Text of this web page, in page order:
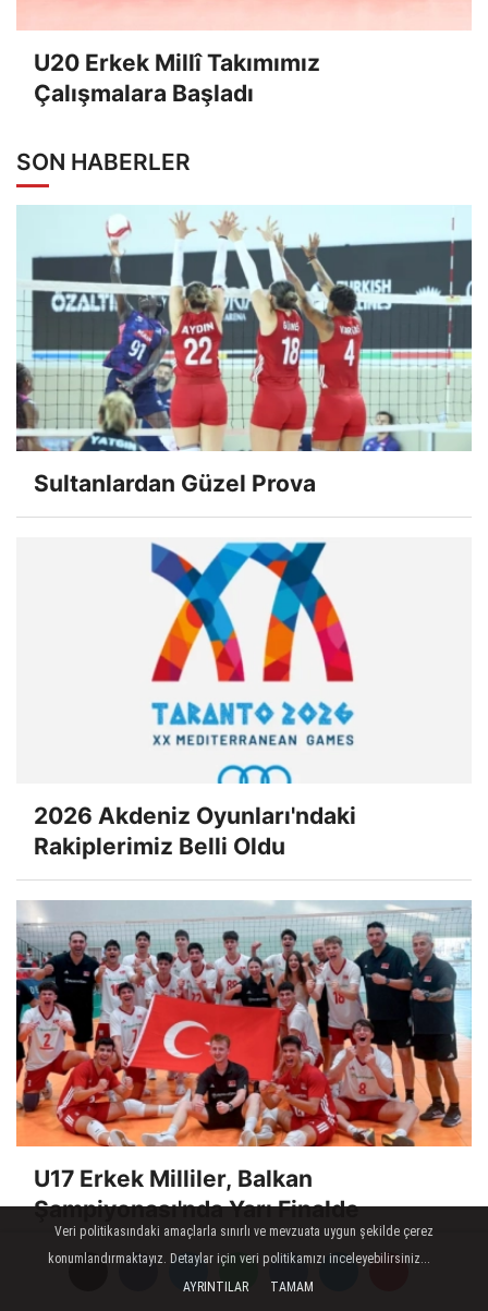
U20 Erkek Millî Takımımız
Çalışmalara Başladı
SON HABERLER
Sultanlardan Güzel Prova
2026 Akdeniz Oyunları'ndaki
Rakiplerimiz Belli Oldu
U17 Erkek Milliler, Balkan
Şampiyonası'nda Yarı Finalde
Veri politikasındaki amaçlarla sınırlı ve mevzuata uygun şekilde çerez
konumlandırmaktayız. Detaylar için veri politikamızı inceleyebilirsiniz...
AYRINTILAR
TAMAM